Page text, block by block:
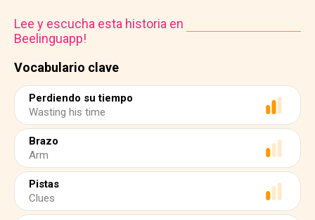
Vocabulario clave
Perdiendo su tiempo
Wasting his time
Brazo
Arm
Pistas
Clues
Lee y escucha esta historia en
Beelinguapp!